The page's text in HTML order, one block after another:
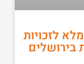
לזכויות
בירושלים